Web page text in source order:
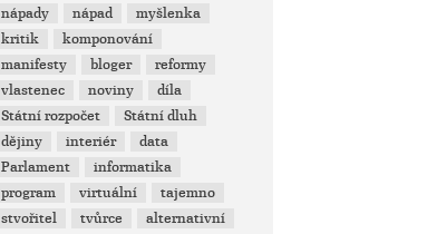
nápady
nápad
myšlenka
kritik
komponování
manifesty
bloger
reformy
vlastenec
noviny
díla
Státní rozpočet
Státní dluh
dějiny
interiér
data
Parlament
informatika
program
virtuální
tajemno
stvořitel
tvůrce
alternativní